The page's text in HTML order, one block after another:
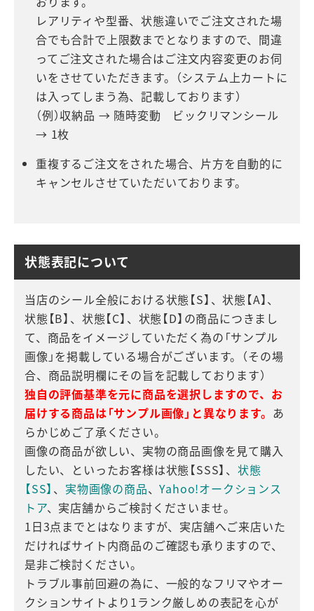
レアリティや型番、状態違いでご注文された場
合でも合計で上限数までとなりますので、間違
ってご注文された場合はご注文内容変更のお伺
いをさせていただきます。（システム上カートに
は入ってしまう為、記載しております）
（例）収納品 → 随時変動 ビックリマンシール
→ 1枚
重複するご注文をされた場合、片方を自動的に
キャンセルさせていただいております。
状態表記について
当店のシール全般における状態【S】、状態【A】、
状態【B】、状態【C】、状態【D】の商品につきまし
て、商品をイメージしていただく為の「サンプル
画像」を掲載している場合がございます。（その場
合、商品説明欄にその旨を記載しております）
独自の評価基準を元に商品を選択しますので、お
届けする商品は「サンプル画像」と異なります。 あ
らかじめご了承ください。
画像の商品が欲しい、実物の商品画像を見て購入
したい、といったお客様は状態【SSS】、 状態
【SS】 、 実物画像の商品、Yahoo!オークションス
トア、実店舗からご検討くださいませ。
1日3点までとはなりますが、実店舗へご来店いた
だければサイト内商品のご確認も承りますので、
是非ご検討ください。
トラブル事前回避の為に、一般的なフリマやオー
クションサイトより1ランク厳しめの表記を心が